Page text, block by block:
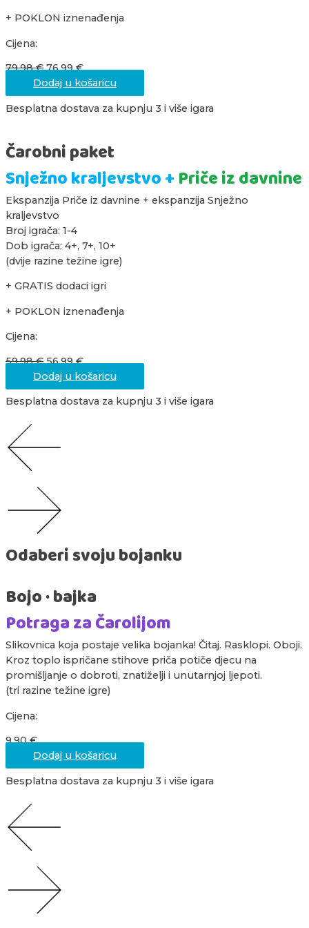
+ POKLON iznenađenja
Cijena:
79,98€ 76,99€
Dodaj u košaricu
Besplatna dostava za kupnju 3 i više igara
Čarobni paket
Snježno kraljevstvo + Priče iz davnine
Ekspanzija Priče iz davnine + ekspanzija Snježno
kraljevstvo
Broj igrača: 1-4
Dob igrača: 4+, 7+, 10+
(dvije razine težine igre)
+ GRATIS dodaci igri
+ POKLON iznenađenja
Cijena:
59,98€ 56,99€
Dodaj u košaricu
Besplatna dostava za kupnju 3 i više igara
Odaberi svoju bojanku
Bojo · bajka
Potraga za Čarolijom
Slikovnica koja postaje velika bojanka! Čitaj. Rasklopi. Oboji.
Kroz toplo ispričane stihove priča potiče djecu na
promišljanje o dobroti, znatiželji i unutarnjoj ljepoti.
(tri razine težine igre)
Cijena:
9,90€
Dodaj u košaricu
Besplatna dostava za kupnju 3 i više igara